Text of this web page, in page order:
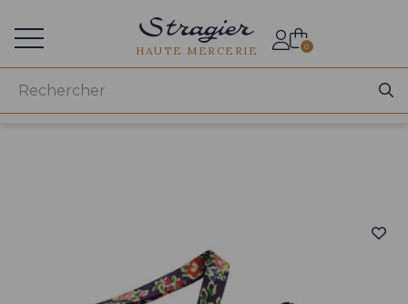
HAUTE MERCERIE 0